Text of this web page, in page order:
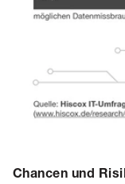
Chancen und